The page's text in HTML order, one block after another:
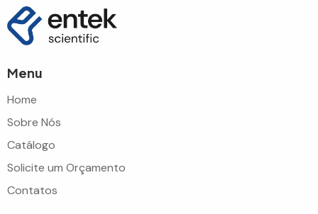
Menu
Home
Sobre Nós
Catálogo
Solicite um Orçamento
Contatos